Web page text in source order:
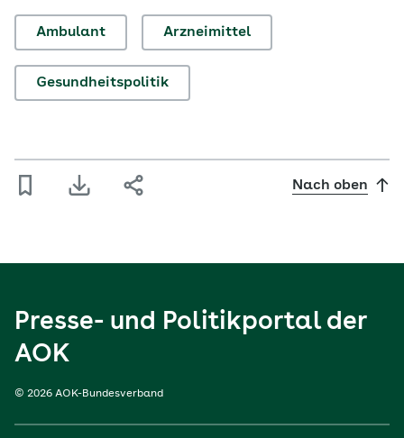
Ambulant Arzneimittel
Gesundheitspolitik
Nach oben
Presse- und Politikportal der
AOK
© 2026 AOK-Bundesverband